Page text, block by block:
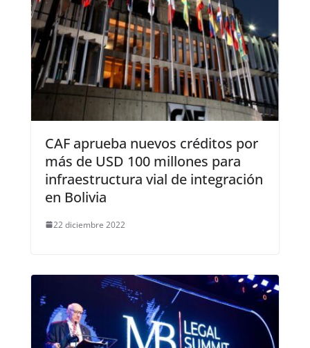
CAF aprueba nuevos créditos por
más de USD 100 millones para
infraestructura vial de integración
en Bolivia
22 diciembre 2022